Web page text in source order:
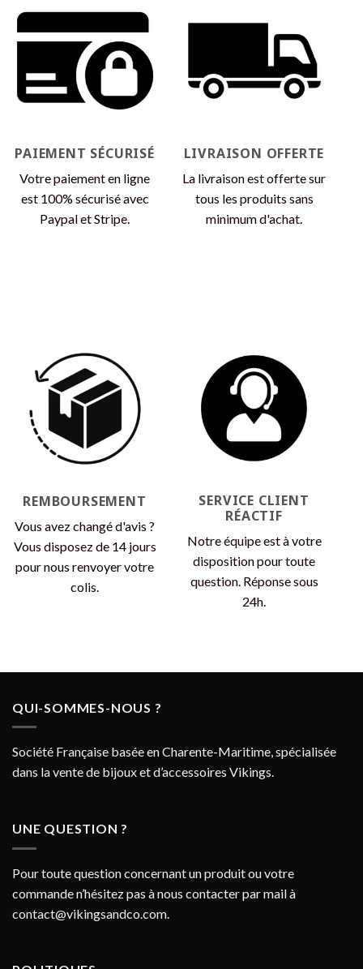
options
peuvent
être
choisies
sur
du
produit
options
peuvent
être
choisies
du
produit
PAIEMENT SÉCURISÉ
Votre paiement en ligne
est 100% sécurisé avec
Paypal et Stripe.
LIVRAISON OFFERTE
La livraison est offerte sur
tous les produits sans
minimum d'achat.
REMBOURSEMENT
Vous avez changé d'avis ?
Vous disposez de 14 jours
pour nous renvoyer votre
colis.
SERVICE CLIENT
RÉACTIF
Notre équipe est à votre
disposition pour toute
question. Réponse sous
24h.
QUI-SOMMES-NOUS ?
Société Française basée en Charente-Maritime, spécialisée
dans la vente de bijoux et d’accessoires Vikings.
UNE QUESTION ?
Pour toute question concernant un produit ou votre
commande n’hésitez pas à nous contacter par mail à
contact@vikingsandco.com